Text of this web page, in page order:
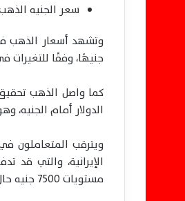
سعر الجنيه الذهب اليوم:
جنيهًا، وفقًا
كما واصل الذهب
الدولار أمام
ويترقب المتعاملون
مستويات 7500 جنيه حال استمرار التصعيد العالمي.